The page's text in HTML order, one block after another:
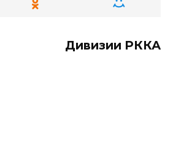
Дивизии РККА